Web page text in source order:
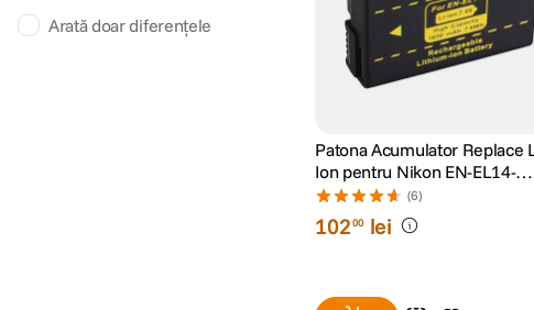
Arată doar diferențele
Patona Acumulator Replace
Ion pentru Nikon EN-EL14-
decoded 1030mAh 7.4V
(6)
10200 lei